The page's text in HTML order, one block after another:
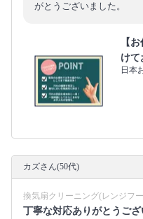
がとうございました。
【
けて
日本
カズさん(50代)
換気扇クリーニング(レンジフ
丁寧な対応ありがとうござ